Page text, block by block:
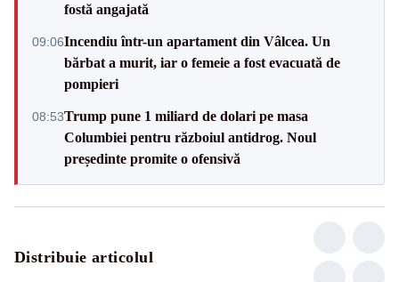
fostă angajată
09:06Incendiu într-un apartament din Vâlcea. Un
bărbat a murit, iar o femeie a fost evacuată de
pompieri
08:53Trump pune 1 miliard de dolari pe masa
Columbiei pentru războiul antidrog. Noul
președinte promite o ofensivă
Distribuie articolul